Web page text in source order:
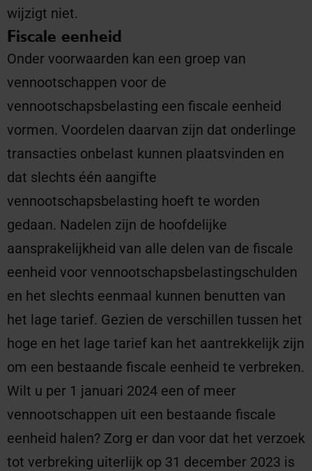
wijzigt niet.
Fiscale eenheid
Onder voorwaarden kan een groep van
vennootschappen voor de
vennootschapsbelasting een fiscale eenheid
vormen. Voordelen daarvan zijn dat onderlinge
transacties onbelast kunnen plaatsvinden en
dat slechts één aangifte
vennootschapsbelasting hoeft te worden
gedaan. Nadelen zijn de hoofdelijke
aansprakelijkheid van alle delen van de fiscale
eenheid voor vennootschapsbelastingschulden
en het slechts eenmaal kunnen benutten van
het lage tarief. Gezien de verschillen tussen het
hoge en het lage tarief kan het aantrekkelijk zijn
om een bestaande fiscale eenheid te verbreken.
Wilt u per 1 januari 2024 een of meer
vennootschappen uit een bestaande fiscale
eenheid halen? Zorg er dan voor dat het verzoek
tot verbreking uiterlijk op 31 december 2023 is